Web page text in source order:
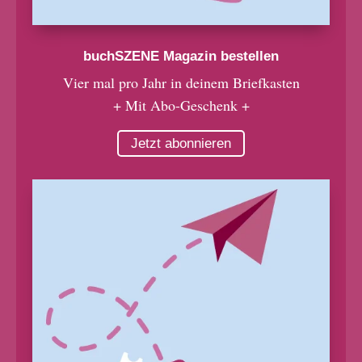
buchSZENE Magazin bestellen
Vier mal pro Jahr in deinem Briefkasten
+ Mit Abo-Geschenk +
Jetzt abonnieren